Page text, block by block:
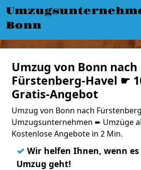
Bonn
Umzug von Bonn nach
Fürstenberg-Havel ☛
Gratis-Angebot
Umzug von Bonn nach
Umzugsunternehmen ➨ Umzüge
Kostenlose Angebote in 2 Min.
✓ Wir helfen Ihnen, wenn
Umzug geht!